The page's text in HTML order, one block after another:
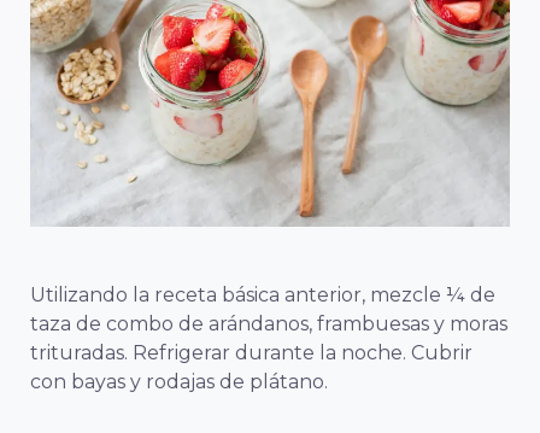
Utilizando la receta básica anterior, mezcle ¼ de
taza de combo de arándanos, frambuesas y moras
trituradas. Refrigerar durante la noche. Cubrir
con bayas y rodajas de plátano.